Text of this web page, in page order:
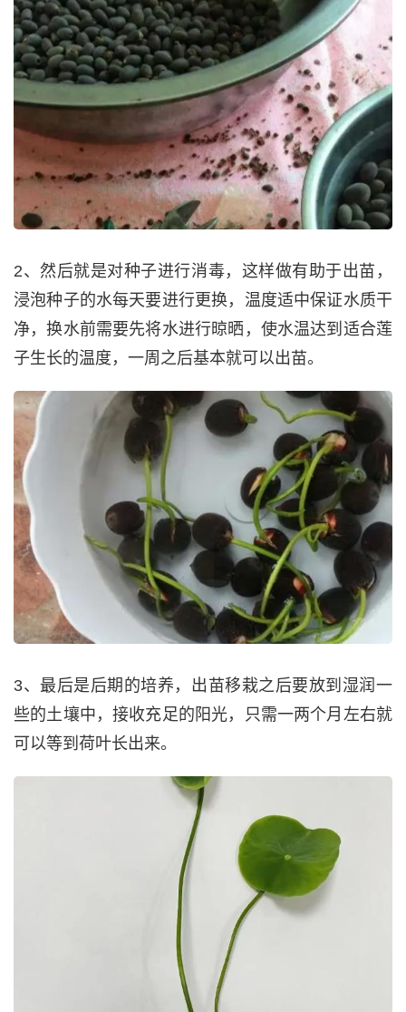
2、然后就是对种子进行消毒，这样做有助于出苗，
浸泡种子的水每天要进行更换，温度适中保证水质干
净，换水前需要先将水进行晾晒，使水温达到适合莲
子生长的温度，一周之后基本就可以出苗。
3、最后是后期的培养，出苗移栽之后要放到湿润一
些的土壤中，接收充足的阳光，只需一两个月左右就
可以等到荷叶长出来。